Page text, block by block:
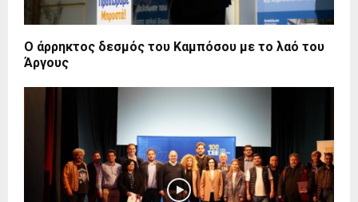
Ο άρρηκτος δεσμός του Καμπόσου με το λαό του
Άργους